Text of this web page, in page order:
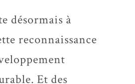
désormais à
reconnaissance
Et des